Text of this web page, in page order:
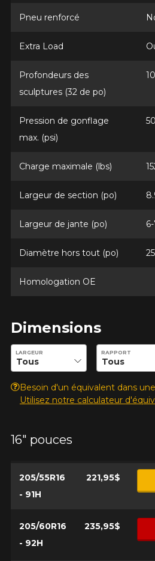
Pneu renforcé
Extra Load
Profondeurs des
sculptures (32 de po)
Pression de gonflage
max. (psi)
50
Charge maximale (lbs)
Largeur de section (po)
Largeur de jante (po)
Diamètre hors tout (po)
Homologation OE
Dimensions
Entrez les dimensions
LARGEUR RAPPORT
Besoin d'un équivalent dans
Utilisez notre calculateur
16" pouces
205/55R16
- 91H
221,95$
205/60R16
- 92H
235,95$
Envoyer
Annuler
*Attention cette dimension représente
avant de commander.